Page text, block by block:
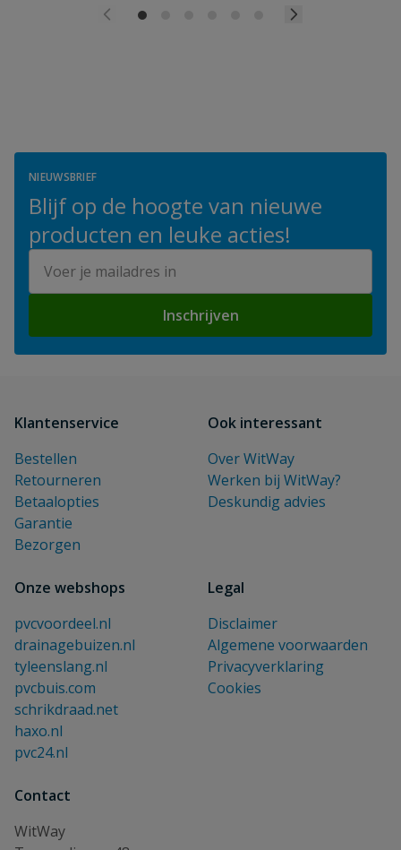
NIEUWSBRIEF
Blijf op de hoogte van nieuwe
producten en leuke acties!
Inschrijven
Klantenservice
Bestellen
Retourneren
Betaalopties
Garantie
Bezorgen
Ook interessant
Over WitWay
Werken bij WitWay?
Deskundig advies
Onze webshops
pvcvoordeel.nl
drainagebuizen.nl
tyleenslang.nl
pvcbuis.com
schrikdraad.net
haxo.nl
pvc24.nl
Legal
Disclaimer
Algemene voorwaarden
Privacyverklaring
Cookies
Contact
WitWay